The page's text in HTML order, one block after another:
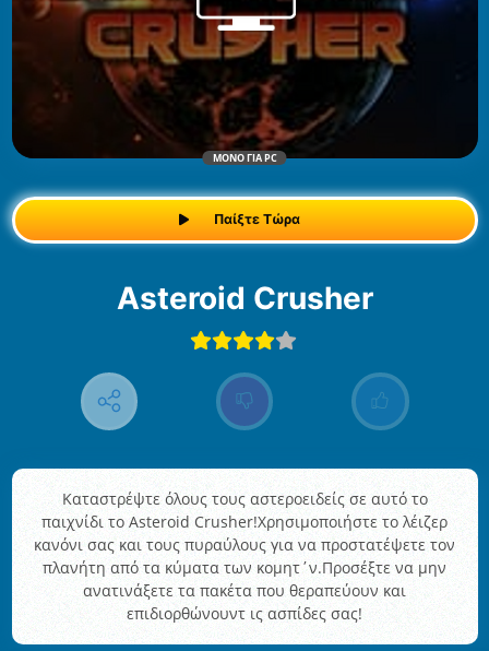
ΜΌΝΟ ΓΙΑ PC
Παίξτε Τώρα
Asteroid Crusher
Καταστρέψτε όλους τους αστεροειδείς σε αυτό το
παιχνίδι το Asteroid Crusher!Χρησιμοποιήστε το λέιζερ
κανόνι σας και τους πυραύλους για να προστατέψετε τον
πλανήτη από τα κύματα των κομητ΄ν.Προσέξτε να μην
ανατινάξετε τα πακέτα που θεραπεύουν και
επιδιορθώνουντ ις ασπίδες σας!